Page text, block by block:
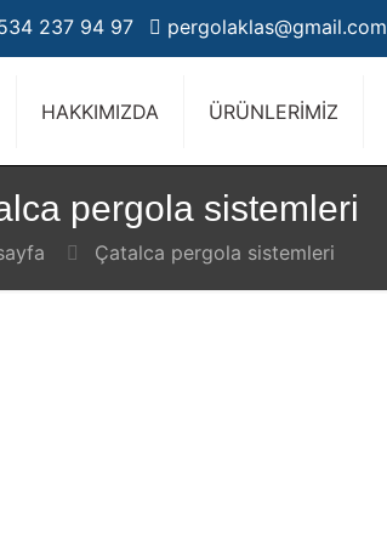
237 94 97 pergolaklas@gmail.com
HAKKIMIZDA ÜRÜNLERİMİZ
pergola sistemleri
Çatalca pergola sistemleri